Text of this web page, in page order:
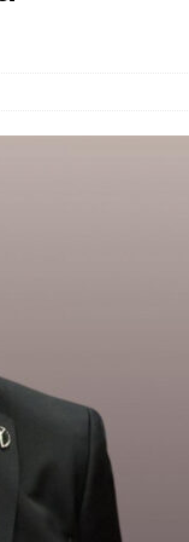
genij Oliver Dragojević
su ono što im povijesno